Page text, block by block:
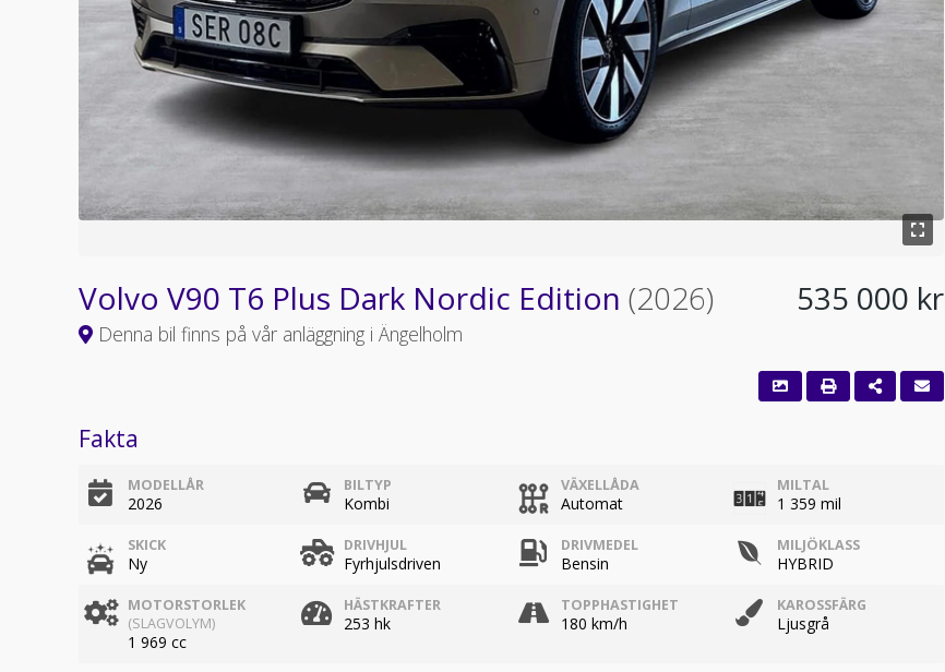
Volvo V90 T6 Plus Dark Nordic Edition (2026)
Denna bil finns på vår anläggning i Ängelholm
535 000 kr
Fakta
MODELLÅR
2026
BILTYP
Kombi
VÄXELLÅDA
Automat
MILTAL
1 359 mil
SKICK
Ny
DRIVHJUL
Fyrhjulsdriven
DRIVMEDEL
Bensin
MILJÖKLASS
HYBRID
MOTORSTORLEK
(SLAGVOLYM)
1 969 cc
HÄSTKRAFTER
253 hk
TOPPHASTIGHET
180 km/h
KAROSSFÄRG
Ljusgrå